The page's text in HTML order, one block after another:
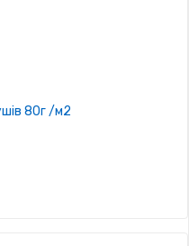
80г /м2